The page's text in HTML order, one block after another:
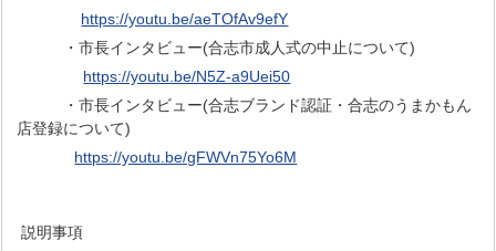
https://youtu.be/aeTOfAv9efY
・市長インタビュー(合志市成人式の中止について)
https://youtu.be/N5Z-a9Uei50
・市長インタビュー(合志ブランド認証・合志のうまかもん
店登録について)
https://youtu.be/gFWVn75Yo6M
説明事項